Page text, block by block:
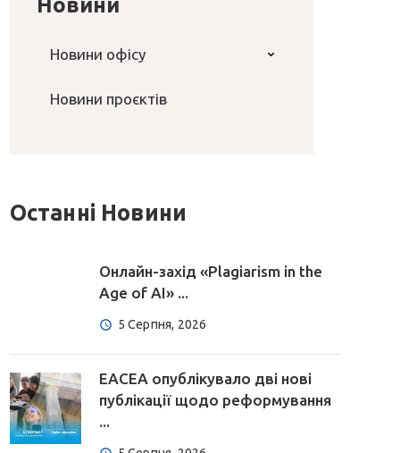
Новини
Новини офісу
Новини проєктів
Останні Новини
Онлайн-захід «Plagiarism in the
Age of AI» ...
5 Серпня, 2026
EACEA опублікувало дві нові
публікації щодо реформування
...